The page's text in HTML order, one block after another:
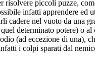
piccoli puzze,
infatti apprendere ed
cadere nel vuoto da una
determinato potere) o
(ad eccezione di una),
i colpi sparati dal